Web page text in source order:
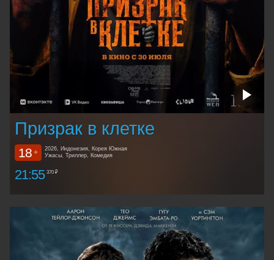
Призрак в клетке
18 +
2026, Индонезия, Корея Южная
Ужасы, Триллер, Комедия
21:55 370 ₽